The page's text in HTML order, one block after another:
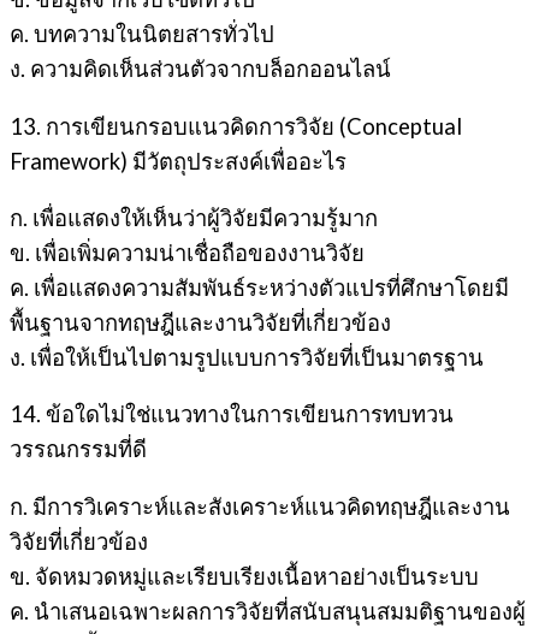
ค. บทความในนิตยสารทั่วไป
ง. ความคิดเห็นส่วนตัวจากบล็อกออนไลน์
13. การเขียนกรอบแนวคิดการวิจัย (Conceptual
Framework) มีวัตถุประสงค์เพื่ออะไร
ก. เพื่อแสดงให้เห็นว่าผู้วิจัยมีความรู้มาก
ข. เพื่อเพิ่มความน่าเชื่อถือของงานวิจัย
ค. เพื่อแสดงความสัมพันธ์ระหว่างตัวแปรที่ศึกษาโดยมี
พื้นฐานจากทฤษฎีและงานวิจัยที่เกี่ยวข้อง
ง. เพื่อให้เป็นไปตามรูปแบบการวิจัยที่เป็นมาตรฐาน
14. ข้อใดไม่ใช่แนวทางในการเขียนการทบทวน
วรรณกรรมที่ดี
ก. มีการวิเคราะห์และสังเคราะห์แนวคิดทฤษฎีและงาน
วิจัยที่เกี่ยวข้อง
ข. จัดหมวดหมู่และเรียบเรียงเนื้อหาอย่างเป็นระบบ
ค. นำเสนอเฉพาะผลการวิจัยที่สนับสนุนสมมติฐานของผู้